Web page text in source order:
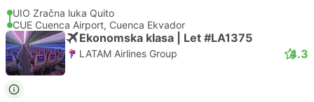
UIO Zračna luka Quito
CUE Cuenca Airport, Cuenca Ekvador
Ekonomska klasa | Let #LA1375
LATAM Airlines Group 4.3